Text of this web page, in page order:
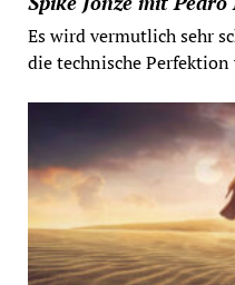
Es wird vermutlich sehr
die technische Perfektion